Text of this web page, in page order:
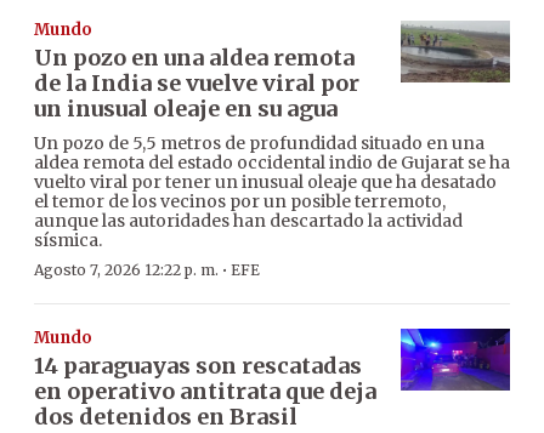
Mundo
Un pozo en una aldea remota
de la India se vuelve viral por
un inusual oleaje en su agua
Un pozo de 5,5 metros de profundidad situado en una
aldea remota del estado occidental indio de Gujarat se ha
vuelto viral por tener un inusual oleaje que ha desatado
el temor de los vecinos por un posible terremoto,
aunque las autoridades han descartado la actividad
sísmica.
Agosto 7, 2026 12:22 p. m. · EFE
Mundo
14 paraguayas son rescatadas
en operativo antitrata que deja
dos detenidos en Brasil